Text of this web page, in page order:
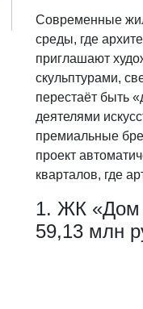
Современные
среды, где
приглашают
скульптурами,
перестаёт быть
деятелями
премиальные
проект
кварталов, где
1. ЖК «Дом
59,13 млн